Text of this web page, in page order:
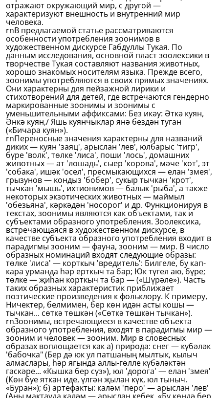
отражают окружающий мир, с другой —
характеризуют внешность и внутренний мир
человека.
rnВ предлагаемой статье рассматриваются
особенности употребления зоонимов в
художественном дискурсе Габдуллы Тукая. По
данным исследования, основной пласт зоолексики в
творчестве Тукая составляют названия животных,
хорошо знакомых носителям языка. Прежде всего,
зоонимы употребляются в своих прямых значениях.
Они характерны для пейзажной лирики и
стихотворений для детей, где встречаются гендерно
маркированные зоонимы и зоонимы с
уменьшительными аффиксами: Без икәу: Әткә куян,
Әнкә куян,/ Яшь куянчыклар янә бездән туган
(«Бичара куян»).
rnПереносные значения характерны для названий
диких — куян 'заяц', арыслан 'лев', юлбарыс 'тигр',
бүре 'волк', төлке 'лиса', поши 'лось', домашних
животных — ат 'лошадь', сыер 'корова', мәче 'кот', эт
'собака', ишәк 'осел', пресмыкающихся — елан 'змея',
грызунов — кондыз 'бобер', сукыр тычкан 'крот',
тычкан 'мышь', ихтионимов — балык 'рыба', а также
некоторых экзотических животных — маймыл
'обезьяна', кәркәдән 'носорог' и др. Функционируя в
текстах, зоонимы являются как объектами, так и
субъектами образного употребления. Зоолексика,
встречающаяся в художественном дискурсе, в
качестве субъекта образного употребления входит в
парадигмы зооним — фауна, зооним — мир. В число
образных номинаций входят следующие образы:
төлке 'лиса' — корткыч 'вредитель': Билгеле, бу кап-
кара урманда һәр ерткыч та бар; Юк түгел аю, бүре;
төлке — җиһан корткыч та бар — («Шүрәле»). Часть
таких образных характеристик приближает
поэтические произведения к фольклору. К примеру,
Ничектер, белмимен, бер көн идән асты кошы —
тычкан... сөткә төшкән («Сөткә төшкән тычкан»).
rnЗоонимы, встречающиеся в качестве объекта
образного употребления, входят в парадигмы мир —
зооним и человек — зооним. Мир в словесных
образах воплощается как а) природа: снег — күбәләк
'бабочка" (Бер дә юк ул патшаның мылтык, кылыч
алмаслары, һәр ягында аллы-гөлле күбәләктән
гаскәре... «Кышка бер сүз»), юл 'дорога' — елан 'змея'
(Көн буе яткан иде, үлгән җылан күк, юл тыныч.
«Буран»); б) артефакты: каләм 'перо' — арыслан 'лев'